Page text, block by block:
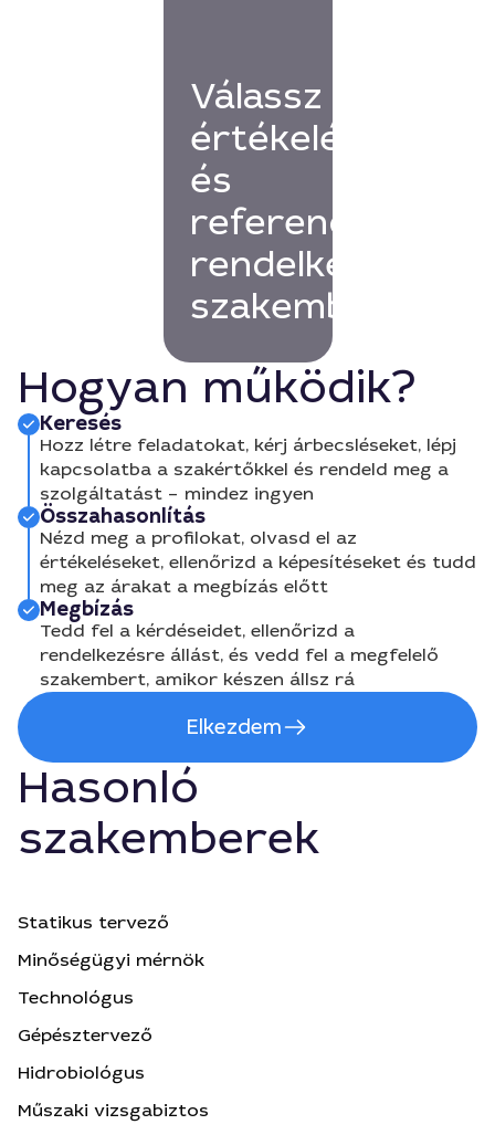
Válassz
értékelésekkel
és
referenciákkal
rendelkező
szakembert!
Hogyan működik?
Keresés
Hozz létre feladatokat, kérj árbecsléseket, lépj
kapcsolatba a szakértőkkel és rendeld meg a
szolgáltatást – mindez ingyen
Összahasonlítás
Nézd meg a profilokat, olvasd el az
értékeléseket, ellenőrizd a képesítéseket és tudd
meg az árakat a megbízás előtt
Megbízás
Tedd fel a kérdéseidet, ellenőrizd a
rendelkezésre állást, és vedd fel a megfelelő
szakembert, amikor készen állsz rá
Elkezdem
Hasonló
szakemberek
Statikus tervező
Minőségügyi mérnök
Technológus
Gépésztervező
Hidrobiológus
Műszaki vizsgabiztos